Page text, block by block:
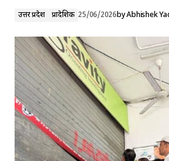
उत्तर प्रदेश प्रादेशिक 25/06/2026byAbhishek